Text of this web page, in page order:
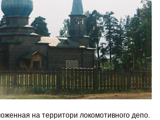
на территори локомотивного депо.